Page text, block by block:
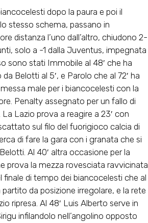
dopo la paura e poi il
stesso schema, passano in
distanza l’uno dall’altro, chiudono 2-
solo a -1 dalla Juventus, impegnata
sono stati Immobile al 48′ che ha
Belotti al 5′, e Parolo che al 72′ ha
male per i biancocelesti con la
Penalty assegnato per un fallo di
Lazio prova a reagire a 23′ con
sul filo del fuorigioco calcia di
di fare la gara con i granata che si
Al 40′ altra occasione per la
prova la mezza rovesciata ravvicinata
di tempo dei biancocelesti che al
da posizione irregolare, e la rete
ripresa. Al 48′ Luis Alberto serve in
infilandolo nell’angolino opposto